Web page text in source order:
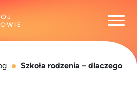
Szkoła rodzenia – dlaczego